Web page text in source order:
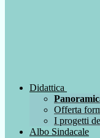
Didattica
Offerta
I progetti
Albo Sindacale